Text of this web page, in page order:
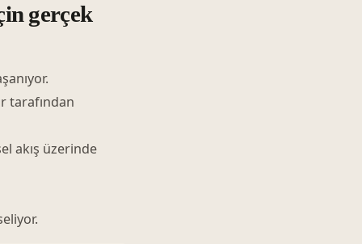
gerçek
tarafından
akış üzerinde